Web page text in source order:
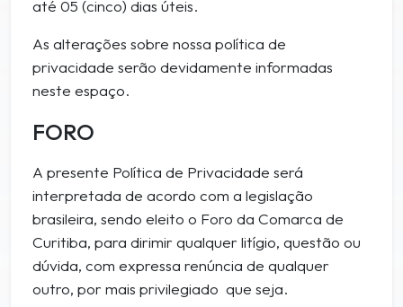
até 05 (cinco) dias úteis.
As alterações sobre nossa política de
privacidade serão devidamente informadas
neste espaço.
FORO
A presente Política de Privacidade será
interpretada de acordo com a legislação
brasileira, sendo eleito o Foro da Comarca de
Curitiba, para dirimir qualquer litígio, questão ou
dúvida, com expressa renúncia de qualquer
outro, por mais privilegiado que seja.